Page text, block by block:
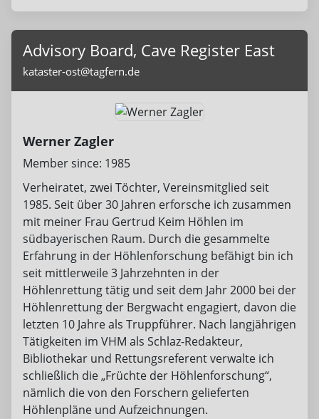
Advisory Board, Cave Register East
kataster-ost@tagfern.de
Werner Zagler
Member since: 1985
Verheiratet, zwei Töchter, Vereinsmitglied seit
1985. Seit über 30 Jahren erforsche ich zusammen
mit meiner Frau Gertrud Keim Höhlen im
südbayerischen Raum. Durch die gesammelte
Erfahrung in der Höhlenforschung befähigt bin ich
seit mittlerweile 3 Jahrzehnten in der
Höhlenrettung tätig und seit dem Jahr 2000 bei der
Höhlenrettung der Bergwacht engagiert, davon die
letzten 10 Jahre als Truppführer. Nach langjährigen
Tätigkeiten im VHM als Schlaz-Redakteur,
Bibliothekar und Rettungsreferent verwalte ich
schließlich die „Früchte der Höhlenforschung“,
nämlich die von den Forschern gelieferten
Höhlenpläne und Aufzeichnungen.